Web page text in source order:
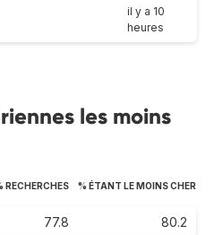
il y a 10
heures
les moins
RECHERCHES % ÉTANT LE MOINS CHER
77.8 80.2